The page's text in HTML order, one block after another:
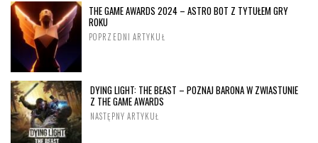
THE GAME AWARDS 2024 – ASTRO BOT Z TYTUŁEM GRY
ROKU
POPRZEDNI ARTYKUŁ
DYING LIGHT: THE BEAST – POZNAJ BARONA W ZWIASTUNIE
Z THE GAME AWARDS
NASTĘPNY ARTYKUŁ